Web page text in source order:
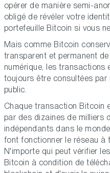
opérer de manière semi-
obligé de révéler votre
portefeuille Bitcoin si vous
Mais comme Bitcoin
transparent et permanent
numérique, les transactions
toujours être consultées par
public.
Chaque transaction Bitcoin
par des dizaines de milliers
indépendants dans le
font fonctionner le réseau à
N'importe qui peut vérifier
Bitcoin à condition de